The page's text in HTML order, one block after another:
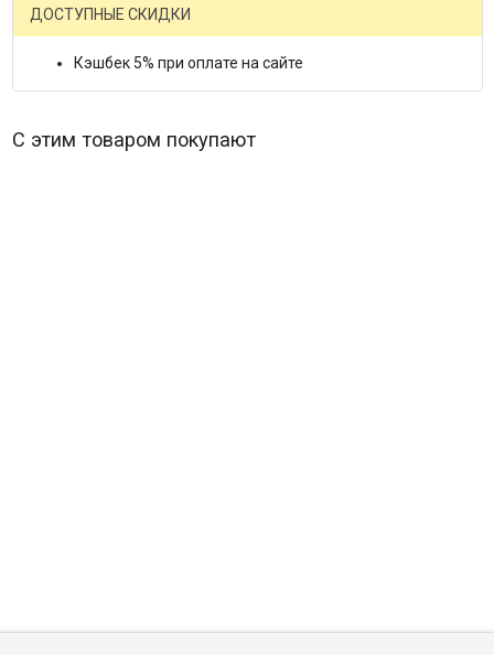
ДОСТУПНЫЕ СКИДКИ
Кэшбек 5% при оплате на сайте
С этим товаром покупают